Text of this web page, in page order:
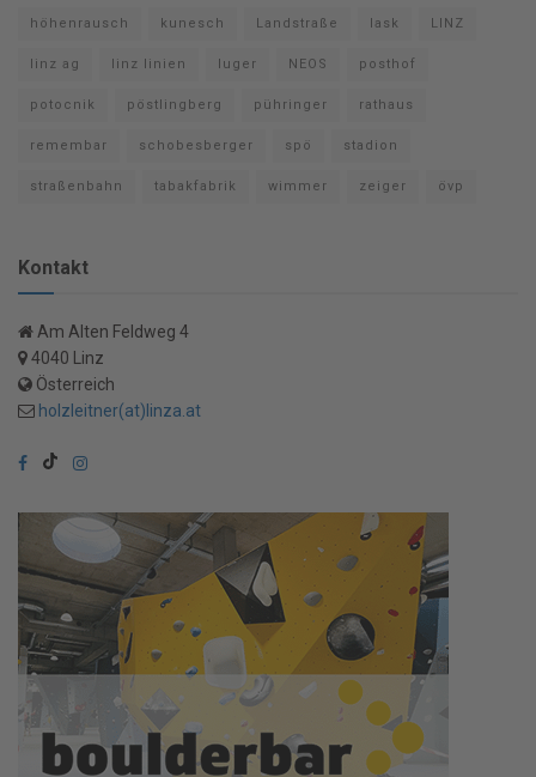
höhenrausch kunesch Landstraße lask LINZ
linz ag linz linien luger NEOS posthof
potocnik pöstlingberg pühringer rathaus
remembar schobesberger spö stadion
straßenbahn tabakfabrik wimmer zeiger övp
Kontakt
Am Alten Feldweg 4
4040 Linz
Österreich
holzleitner(at)linza.at